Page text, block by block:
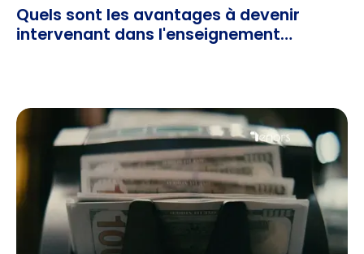
Quels sont les avantages à devenir
intervenant dans l'enseignement